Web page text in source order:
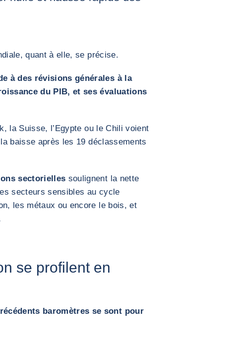
quant à elle, se précise.
à des révisions générales à la
du PIB, et ses évaluations
la Suisse, l’Egypte ou le Chili voient
baisse après les 19 déclassements
sectorielles soulignent la nette
secteurs sensibles au cycle
les métaux ou encore le bois, et
se profilent en
baromètres se sont pour